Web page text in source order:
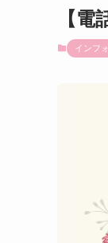
【
インフ